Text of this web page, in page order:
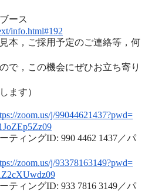
ース
info.html#192
本，ご採用予定のご連絡等， 何
で， この機会にぜひお立ち寄り
応もいたします）
zoom.us/j/99044621437?pwd=
09
990 4462 1437／パ
zoom.us/j/93378163149?pwd=
09
933 7816 3149／パ